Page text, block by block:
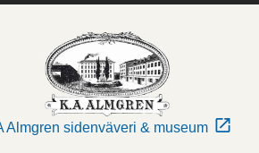
Almgren sidenväveri & museum